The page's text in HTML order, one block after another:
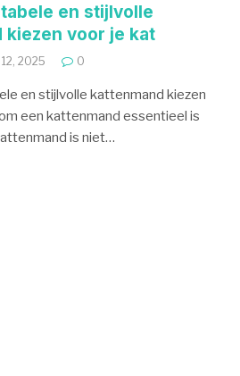
en stijlvolle
kiezen voor je kat
2025 0
en stijlvolle kattenmand kiezen
een kattenmand essentieel is
is niet…